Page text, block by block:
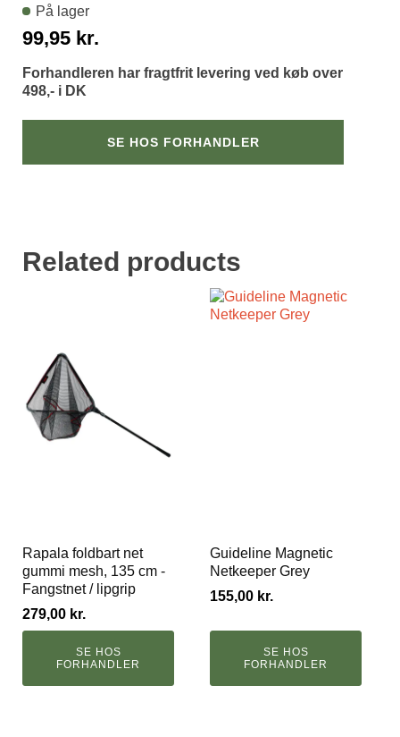
99,95 kr.
På lager
Forhandleren har fragtfrit levering ved køb over
498,- i DK
SE HOS FORHANDLER
Related products
Rapala foldbart net
gummi mesh, 135 cm -
Fangstnet / lipgrip
279,00 kr.
SE HOS
FORHANDLER
Guideline Magnetic
Netkeeper Grey
155,00 kr.
SE HOS
FORHANDLER